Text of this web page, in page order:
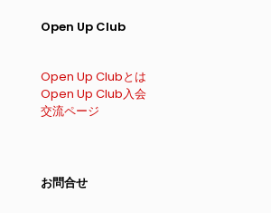
Open Up Club
Open Up Clubとは
Open Up Club入会
交流ページ
お問合せ